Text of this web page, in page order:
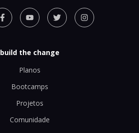
build the change
Planos
Bootcamps
Projetos
Comunidade